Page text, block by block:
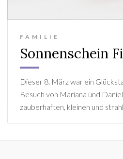
FAMILIE
Sonnenschein
Dieser 8. März war ein
Besuch von Mariana und
zauberhaften, kleinen und